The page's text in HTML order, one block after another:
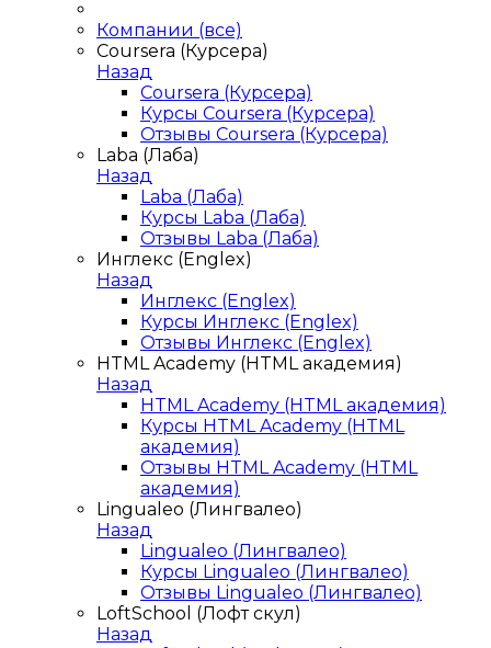
Компании (все)
Coursera (Курсера)
Назад
Coursera (Курсера)
Курсы Coursera (Курсера)
Отзывы Coursera (Курсера)
Laba (Лаба)
Назад
Laba (Лаба)
Курсы Laba (Лаба)
Отзывы Laba (Лаба)
Инглекс (Englex)
Назад
Инглекс (Englex)
Курсы Инглекс (Englex)
Отзывы Инглекс (Englex)
HTML Academy (HTML академия)
Назад
HTML Academy (HTML академия)
Курсы HTML Academy (HTML
академия)
Отзывы HTML Academy (HTML
академия)
Lingualeo (Лингвалео)
Назад
Lingualeo (Лингвалео)
Курсы Lingualeo (Лингвалео)
Отзывы Lingualeo (Лингвалео)
LoftSchool (Лофт скул)
Назад